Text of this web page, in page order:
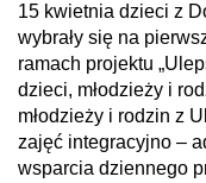
15 kwietnia dzieci z
wybrały się na
ramach projektu
dzieci, młodzieży i
młodzieży i rodzin z
zajęć integracyjno –
wsparcia dziennego